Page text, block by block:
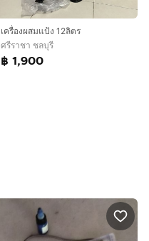
เครื่องผสมแป้ง 12ลิตร
ศรีราชา ชลบุรี
฿ 1,900